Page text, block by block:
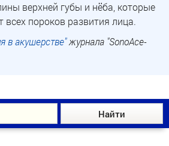
верхней губы и нёба, которые
всех пороков развития лица.
в акушерстве"журнала "SonoAce-